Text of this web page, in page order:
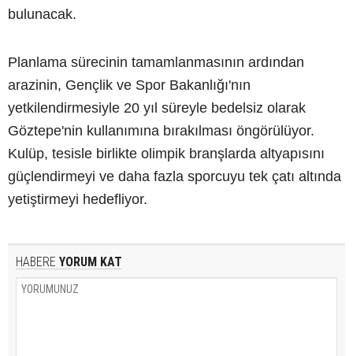
bulunacak.
Planlama sürecinin tamamlanmasının ardından
arazinin, Gençlik ve Spor Bakanlığı'nın
yetkilendirmesiyle 20 yıl süreyle bedelsiz olarak
Göztepe'nin kullanımına bırakılması öngörülüyor.
Kulüp, tesisle birlikte olimpik branşlarda altyapısını
güçlendirmeyi ve daha fazla sporcuyu tek çatı altında
yetiştirmeyi hedefliyor.
HABERE YORUM KAT